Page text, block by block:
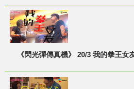
《閃光彈傳真機》 20/3 我的拳王女